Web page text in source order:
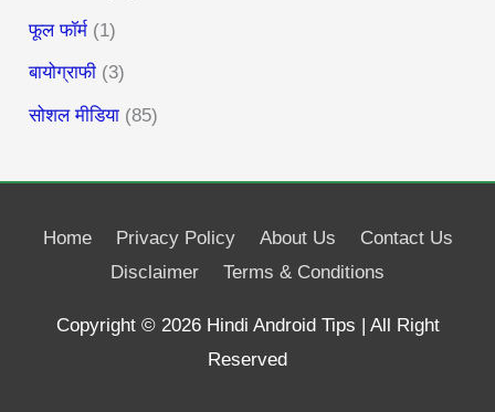
फूल फॉर्म (1)
बायोग्राफी (3)
सोशल मीडिया (85)
Home Privacy Policy About Us
Contact Us
Disclaimer
Terms & Conditions
Copyright © 2026 Hindi Android Tips | All Right
Reserved